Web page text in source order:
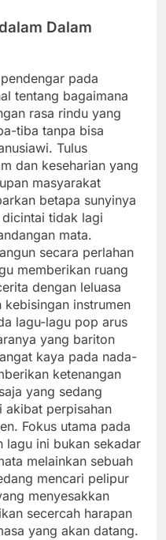
Dalam
pada
tentang bagaimana
rasa rindu yang
tiba tanpa bisa
Tulus
dan keseharian yang
masyarakat
betapa sunyinya
tidak lagi
mata.
secara perlahan
memberikan ruang
dengan leluasa
instrumen
lagu-lagu pop arus
yang bariton
kaya pada nada-
ketenangan
yang sedang
akibat perpisahan
Fokus utama pada
lagu ini bukan sekadar
melainkan sebuah
mencari pelipur
menyesakkan
secercah harapan
yang akan datang.